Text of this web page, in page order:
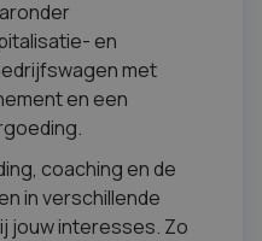
en
met
en een
coaching en de
in verschillende
jouw interesses. Zo